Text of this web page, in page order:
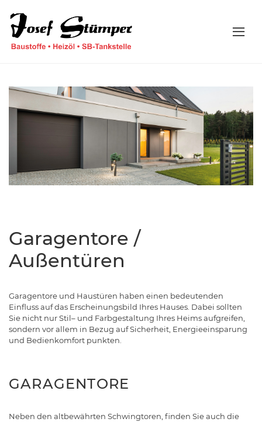
Garagentore /
Außentüren
Garagentore und Haustüren haben einen bedeutenden
Einfluss auf das Erscheinungsbild Ihres Hauses. Dabei sollten
Sie nicht nur Stil– und Farbgestaltung Ihres Heims aufgreifen,
sondern vor allem in Bezug auf Sicherheit, Energieeinsparung
und Bedienkomfort punkten.
GARAGENTORE
Neben den altbewährten Schwingtoren, finden Sie auch die